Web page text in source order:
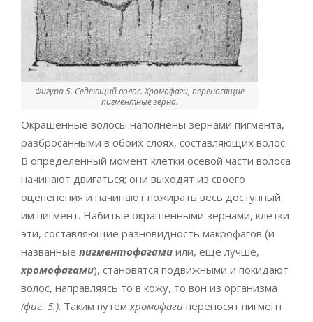
Фигура 5. Седеющий волос. Хромофаги, переносящие
пигментные зерна.
Окрашенные волосы наполнены зернами пигмента,
разбросанными в обоих слоях, составляющих волос.
В определенный момент клетки осевой части волоса
начинают двигаться; они выходят из своего
оцепенения и начинают пожирать весь доступный
им пигмент. Набитые окрашенными зернами, клетки
эти, составляющие разновидность макрофагов (и
названные пигментофагами или, еще лучше,
хромофагами), становятся подвижными и покидают
волос, направляясь то в кожу, то вон из организма
(фиг. 5.). Таким путемхромофаги переносят пигмент